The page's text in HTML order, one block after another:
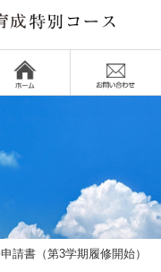
請書（第3学期履修開始）